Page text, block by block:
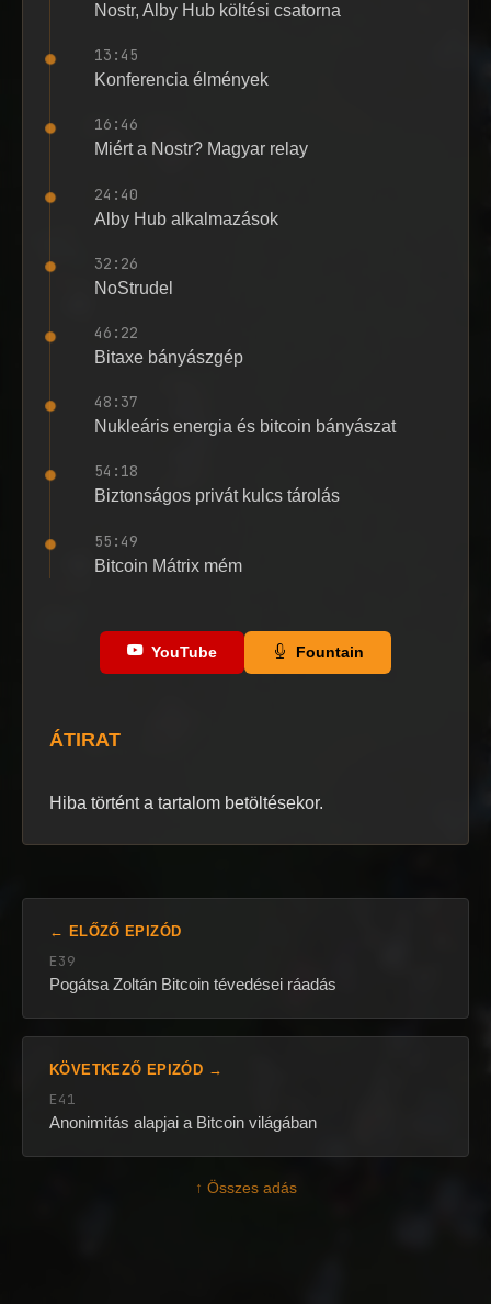
Nostr, Alby Hub költési csatorna
13:45
Konferencia élmények
16:46
Miért a Nostr? Magyar relay
24:40
Alby Hub alkalmazások
32:26
NoStrudel
46:22
Bitaxe bányászgép
48:37
Nukleáris energia és bitcoin bányászat
54:18
Biztonságos privát kulcs tárolás
55:49
Bitcoin Mátrix mém
YouTube Fountain
ÁTIRAT
Hiba történt a tartalom betöltésekor.
← ELŐZŐ EPIZÓD
E39
Pogátsa Zoltán Bitcoin tévedései ráadás
KÖVETKEZŐ EPIZÓD →
E41
Anonimitás alapjai a Bitcoin világában
↑ Összes adás